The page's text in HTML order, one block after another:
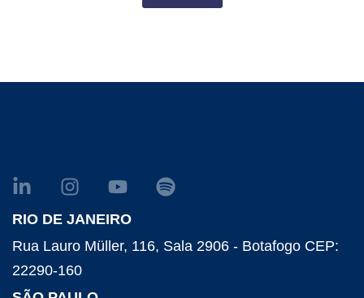
RIO DE JANEIRO
Rua Lauro Müller, 116, Sala 2906 - Botafogo CEP:
22290-160